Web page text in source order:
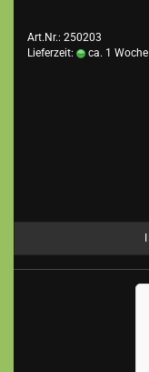
Art.Nr.: 250203
Lieferzeit:
ca. 1 Woche